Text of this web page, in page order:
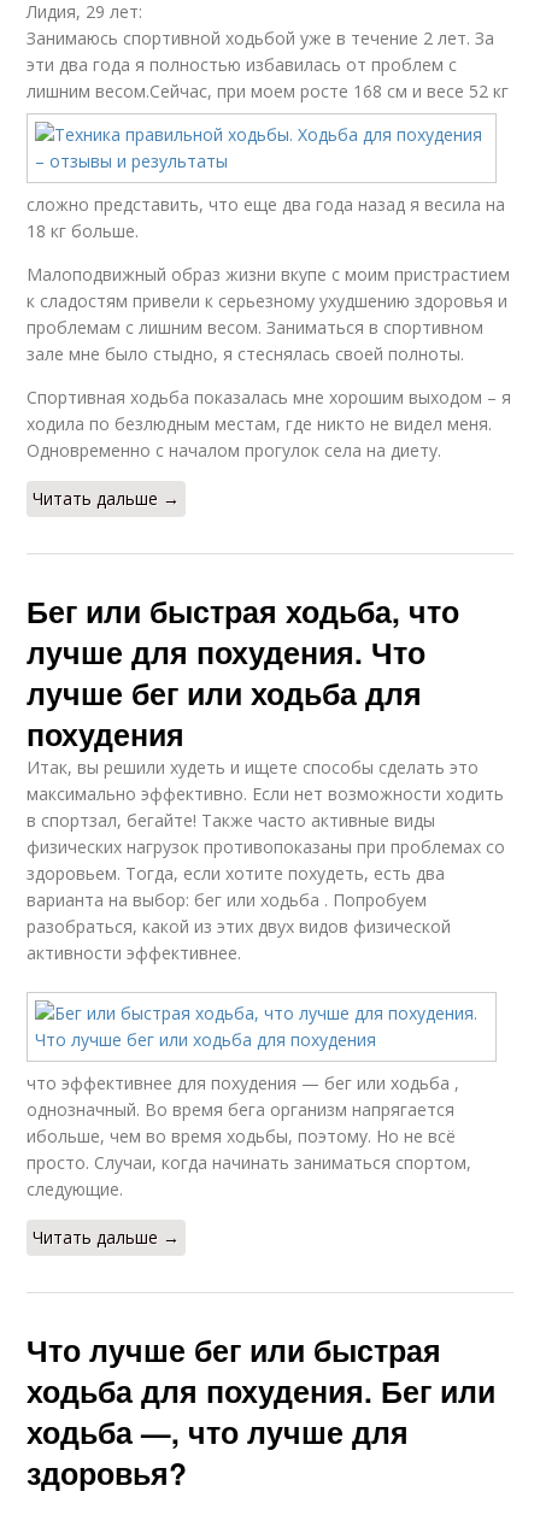
Лидия, 29 лет:
Занимаюсь спортивной ходьбой уже в течение 2 лет. За
эти два года я полностью избавилась от проблем с
лишним весом.Сейчас, при моем росте 168 см и весе 52 кг
сложно представить, что еще два года назад я весила на
18 кг больше.
Малоподвижный образ жизни вкупе с моим пристрастием
к сладостям привели к серьезному ухудшению здоровья и
проблемам с лишним весом. Заниматься в спортивном
зале мне было стыдно, я стеснялась своей полноты.
Спортивная ходьба показалась мне хорошим выходом – я
ходила по безлюдным местам, где никто не видел меня.
Одновременно с началом прогулок села на диету.
Читать дальше →
Бег или быстрая ходьба, что
лучше для похудения. Что
лучше бег или ходьба для
похудения
Итак, вы решили худеть и ищете способы сделать это
максимально эффективно. Если нет возможности ходить
в спортзал, бегайте! Также часто активные виды
физических нагрузок противопоказаны при проблемах со
здоровьем. Тогда, если хотите похудеть, есть два
варианта на выбор: бег или ходьба . Попробуем
разобраться, какой из этих двух видов физической
активности эффективнее.
что эффективнее для похудения — бег или ходьба ,
однозначный. Во время бега организм напрягается
ибольше, чем во время ходьбы, поэтому. Но не всё
просто. Случаи, когда начинать заниматься спортом,
следующие.
Читать дальше →
Что лучше бег или быстрая
ходьба для похудения. Бег или
ходьба —, что лучше для
здоровья?